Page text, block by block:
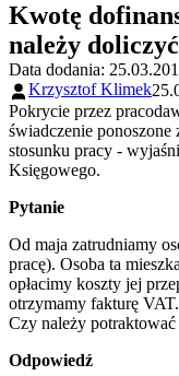
Kwotę
należy
Data dodania:
Krzysztof Klimek
Pokrycie przez
świadczenie
stosunku pracy -
Księgowego.
Pytanie
Od maja zatrudniamy
pracę). Osoba ta
opłacimy koszty jej
otrzymamy fakturę VAT.
Czy należy
Odpowiedź